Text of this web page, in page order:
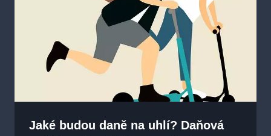
Jaké budou daně na uhlí? Daňová